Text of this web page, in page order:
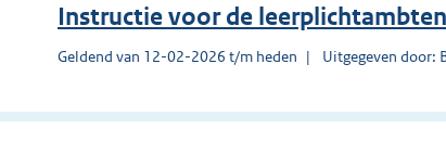
Instructie voor de
Geldend van 12-02-2026 t/m heden Uitgegeven door: